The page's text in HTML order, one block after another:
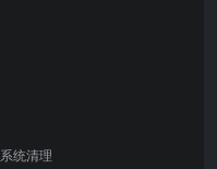
系统清理